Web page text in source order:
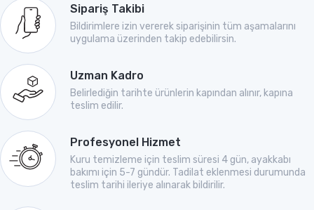
Sipariş Takibi
Bildirimlere izin vererek siparişinin tüm aşamalarını
uygulama üzerinden takip edebilirsin.
Uzman Kadro
Belirlediğin tarihte ürünlerin kapından alınır, kapına
teslim edilir.
Profesyonel Hizmet
Kuru temizleme için teslim süresi 4 gün, ayakkabı
bakımı için 5-7 gündür. Tadilat eklenmesi durumunda
teslim tarihi ileriye alınarak bildirilir.